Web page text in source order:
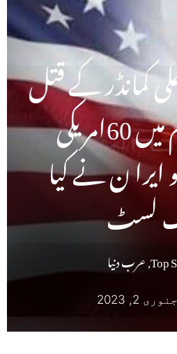
کمانڈر کے قتل
کے الزام میں 60امریکی
ایرا ن نے کیا
لسٹ
Top
,عرب دنیا
جنوری 2, 2023